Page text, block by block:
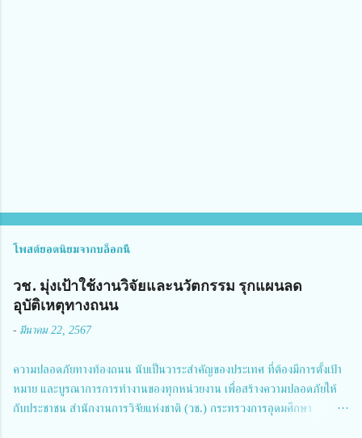
โพสต์ยอดนิยมจากบล็อกนี้
วช. มุ่งเป้าใช้งานวิจัยและนวัตกรรม รุกแผนลด
อุบัติเหตุทางถนน
- มีนาคม 22, 2567
ความปลอดภัยทางท้องถนน นับเป็นวาระสำคัญของประเทศ ที่ต้องมีการตั้งเป้า
หมาย และบูรณาการการทำงานของทุกหน่วยงาน เพื่อสร้างความปลอดภัยให้
กับประชาชน สำนักงานการวิจัยแห่งชาติ (วช.) กระทรวงการอุดมศึกษา